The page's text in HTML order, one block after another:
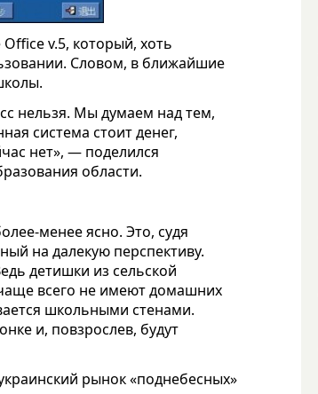
v.5, который, хоть
Словом, в ближайшие
нельзя. Мы думаем над тем,
система стоит денег,
нет», — поделился
области.
менее ясно. Это, судя
на далекую перспективу.
детишки из сельской
всего не имеют домашних
школьными стенами.
и, повзрослев, будут
рынок «поднебесных»